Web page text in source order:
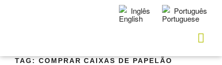
Inglês Português
TAG: COMPRAR CAIXAS DE PAPELÃO